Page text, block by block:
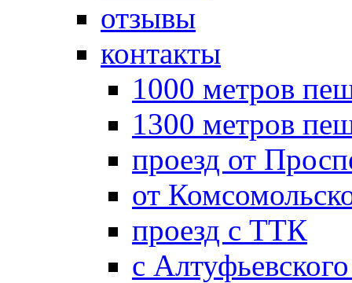
отзывы
контакты
1000 метров
1300 метров
проезд от
от
проезд с ТТК
с